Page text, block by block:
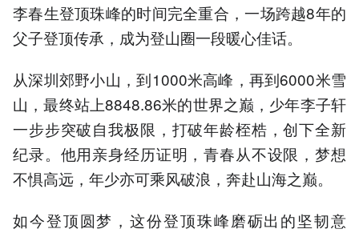
李春生登顶珠峰的时间完全重合，一场跨越8年的
父子登顶传承，成为登山圈一段暖心佳话。
从深圳郊野小山，到1000米高峰，再到6000米雪
山，最终站上8848.86米的世界之巅，少年李子轩
一步步突破自我极限，打破年龄桎梏，创下全新
纪录。他用亲身经历证明，青春从不设限，梦想
不惧高远，年少亦可乘风破浪，奔赴山海之巅。
如今登顶圆梦，这份登顶珠峰磨砺出的坚韧意